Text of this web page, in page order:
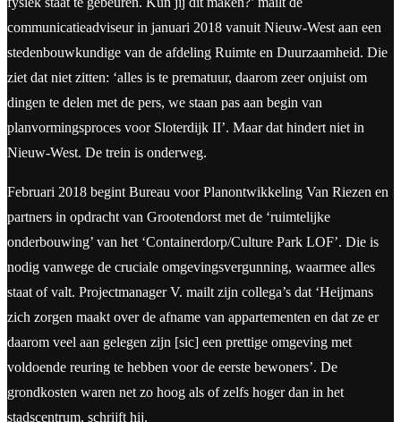
communicatieadviseur in januari 2018 vanuit Nieuw-West aan een
stedenbouwkundige van de afdeling Ruimte en Duurzaamheid. Die
ziet dat niet zitten: ‘alles is te prematuur, daarom zeer onjuist om
dingen te delen met de pers, we staan pas aan begin van
planvormingsproces voor Sloterdijk II’. Maar dat hindert niet in
Nieuw-West. De trein is onderweg.
Februari 2018 begint Bureau voor Planontwikkeling Van Riezen en
partners in opdracht van Grootendorst met de ‘ruimtelijke
onderbouwing’ van het ‘Containerdorp/Culture Park LOF’. Die is
nodig vanwege de cruciale omgevingsvergunning, waarmee alles
staat of valt. Projectmanager V. mailt zijn collega’s dat ‘Heijmans
zich zorgen maakt over de afname van appartementen en dat ze er
daarom veel aan gelegen zijn [sic] een prettige omgeving met
voldoende reuring te hebben voor de eerste bewoners’. De
grondkosten waren net zo hoog als of zelfs hoger dan in het
stadscentrum, schrijft hij.